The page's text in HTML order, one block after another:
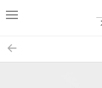
메